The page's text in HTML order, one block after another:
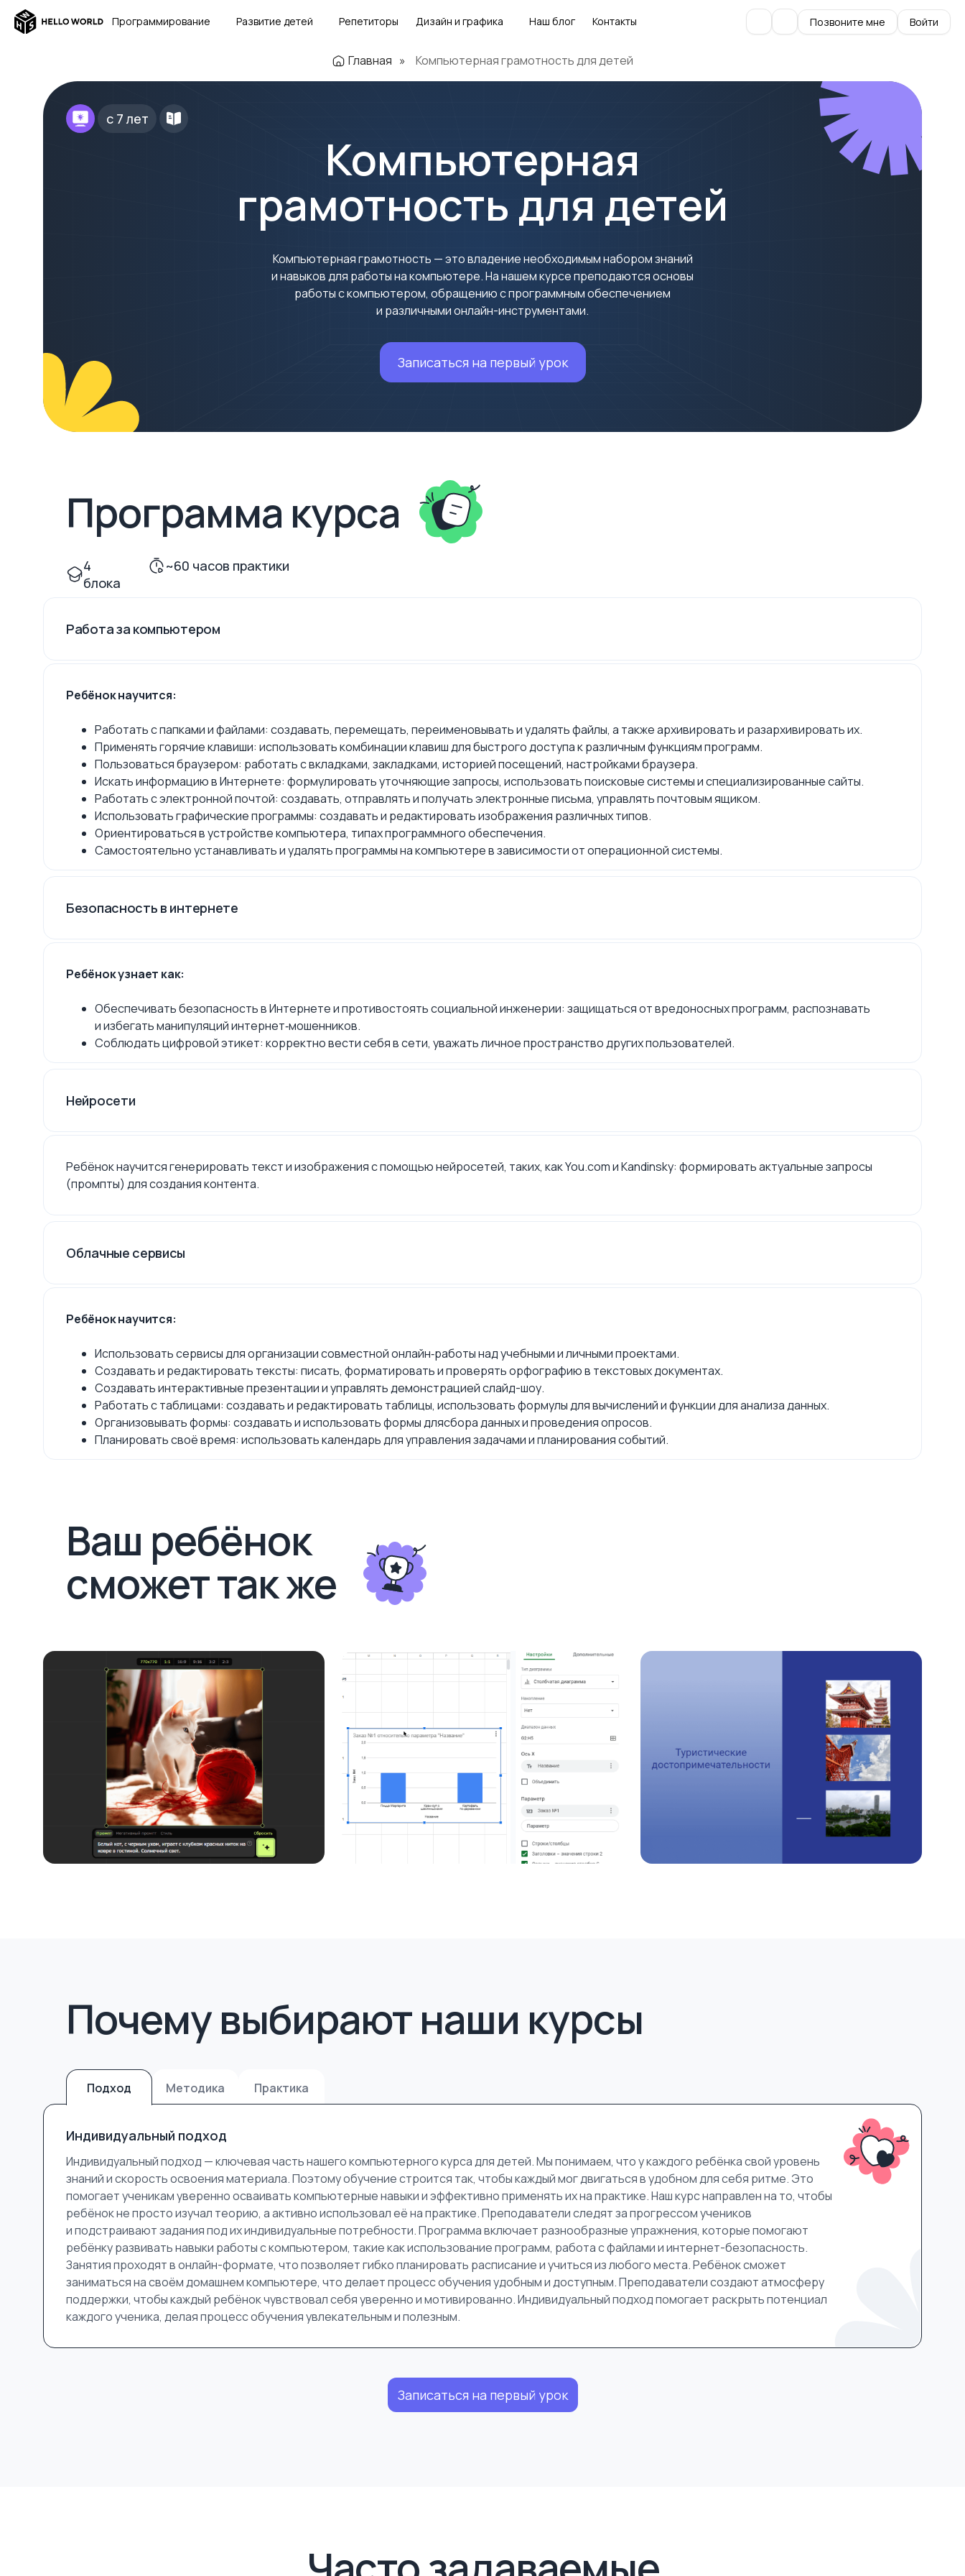
Программирование Развитие детей Репетиторы Дизайн и графика Наш блог Контакты Позвоните мне Войти
Главная » Компьютерная грамотность для детей
с 7 лет
Записаться на первый урок
Компьютерная
грамотность для детей
Компьютерная грамотность — это владение необходимым набором знаний
и навыков для работы на компьютере. На нашем курсе преподаются основы
работы с компьютером, обращению с программным обеспечением
и различными онлайн-инструментами.
Программа курса
4
блока
~60 часов практики
Работа за компьютером
Работать с папками и файлами: создавать, перемещать, переименовывать и удалять файлы, а также архивировать и разархивировать их.
Применять горячие клавиши: использовать комбинации клавиш для быстрого доступа к различным функциям программ.
Пользоваться браузером: работать с вкладками, закладками, историей посещений, настройками браузера.
Искать информацию в Интернете: формулировать уточняющие запросы, использовать поисковые системы и специализированные сайты.
Работать с электронной почтой: создавать, отправлять и получать электронные письма, управлять почтовым ящиком.
Использовать графические программы: создавать и редактировать изображения различных типов.
Ориентироваться в устройстве компьютера, типах программного обеспечения.
Самостоятельно устанавливать и удалять программы на компьютере в зависимости от операционной системы.
Ребёнок научится:
Безопасность в интернете
Обеспечивать безопасность в Интернете и противостоять социальной инженерии: защищаться от вредоносных программ, распознавать
и избегать манипуляций интернет‑мошенников.
Соблюдать цифровой этикет: корректно вести себя в сети, уважать личное пространство других пользователей.
Ребёнок узнает как:
Нейросети
Ребёнок научится генерировать текст и изображения с помощью нейросетей, таких, как You.com и Kandinsky: формировать актуальные запросы
(промпты) для создания контента.
Облачные сервисы
Использовать сервисы для организации совместной онлайн‑работы над учебными и личными проектами.
Создавать и редактировать тексты: писать, форматировать и проверять орфографию в текстовых документах.
Создавать интерактивные презентации и управлять демонстрацией слайд-шоу.
Работать с таблицами: создавать и редактировать таблицы, использовать формулы для вычислений и функции для анализа данных.
Организовывать формы: создавать и использовать формы длясбора данных и проведения опросов.
Планировать своё время: использовать календарь для управления задачами и планирования событий.
Ребёнок научится:
Ваш ребёнок
сможет так же
Почему выбирают наши курсы
Методика Практика
Подход
Индивидуальный подход — ключевая часть нашего компьютерного курса для детей. Мы понимаем, что у каждого ребёнка свой уровень
знаний и скорость освоения материала. Поэтому обучение строится так, чтобы каждый мог двигаться в удобном для себя ритме. Это
помогает ученикам уверенно осваивать компьютерные навыки и эффективно применять их на практике. Наш курс направлен на то, чтобы
ребёнок не просто изучал теорию, а активно использовал её на практике. Преподаватели следят за прогрессом учеников
и подстраивают задания под их индивидуальные потребности. Программа включает разнообразные упражнения, которые помогают
ребёнку развивать навыки работы с компьютером, такие как использование программ, работа с файлами и интернет-безопасность.
Занятия проходят в онлайн-формате, что позволяет гибко планировать расписание и учиться из любого места. Ребёнок сможет
заниматься на своём домашнем компьютере, что делает процесс обучения удобным и доступным. Преподаватели создают атмосферу
поддержки, чтобы каждый ребёнок чувствовал себя уверенно и мотивированно. Индивидуальный подход помогает раскрыть потенциал
каждого ученика, делая процесс обучения увлекательным и полезным.
Индивидуальный подход
Записаться на первый урок